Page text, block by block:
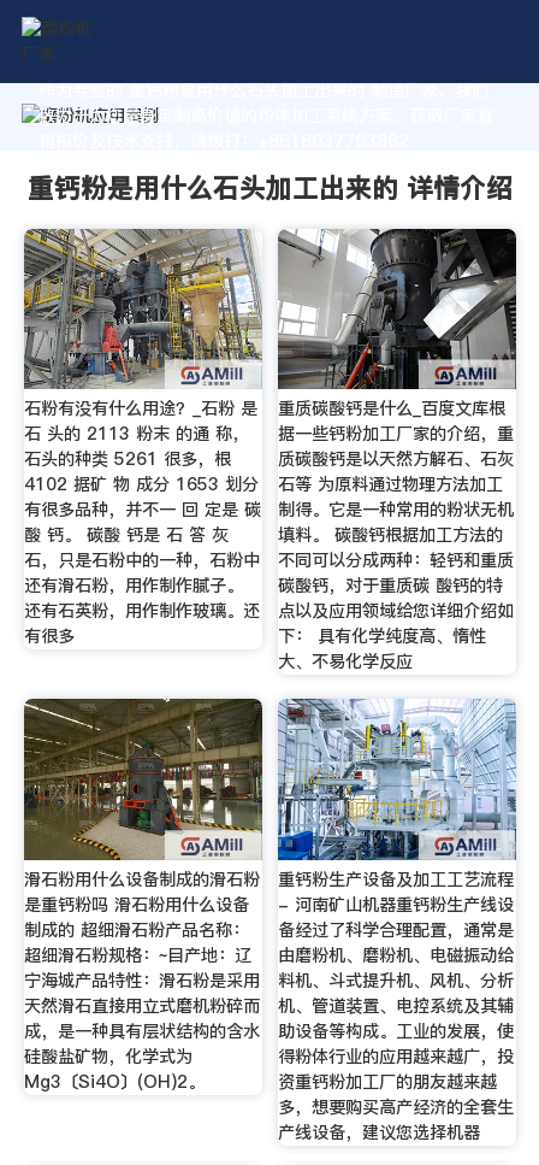
作为专业的 重钙粉是用什么石头加工出来的 制造厂家，我们
致力于为您量身定制高价值的粉体加工系统方案。获取厂家直
重钙粉是用什么石头加工出来的 详情介绍
石粉有没有什么用途？_石粉 是
石 头的 2113 粉末 的通 称，
石头的种类 5261 很多，根
4102 据矿 物 成分 1653 划分
有很多品种，并不一 回 定是 碳
酸 钙。 碳酸 钙是 石 答 灰
石，只是石粉中的一种，石粉中
还有滑石粉，用作制作腻子。
还有石英粉，用作制作玻璃。还
有很多
重质碳酸钙是什么_百度文库根
据一些钙粉加工厂家的介绍，重
质碳酸钙是以天然方解石、石灰
石等 为原料通过物理方法加工
制得。它是一种常用的粉状无机
填料。 碳酸钙根据加工方法的
不同可以分成两种：轻钙和重质
碳酸钙，对于重质碳 酸钙的特
点以及应用领域给您详细介绍如
下： 具有化学纯度高、惰性
大、不易化学反应
滑石粉用什么设备制成的滑石粉
是重钙粉吗 滑石粉用什么设备
制成的 超细滑石粉产品名称：
超细滑石粉规格：~目产地：辽
宁海城产品特性：滑石粉是采用
天然滑石直接用立式磨机粉碎而
成，是一种具有层状结构的含水
硅酸盐矿物，化学式为
Mg3〔Si4O〕(OH)2。
重钙粉生产设备及加工工艺流程
- 河南矿山机器重钙粉生产线设
备经过了科学合理配置，通常是
由磨粉机、磨粉机、电磁振动给
料机、斗式提升机、风机、分析
机、管道装置、电控系统及其辅
助设备等构成。工业的发展，使
得粉体行业的应用越来越广，投
资重钙粉加工厂的朋友越来越
多，想要购买高产经济的全套生
产线设备，建议您选择机器